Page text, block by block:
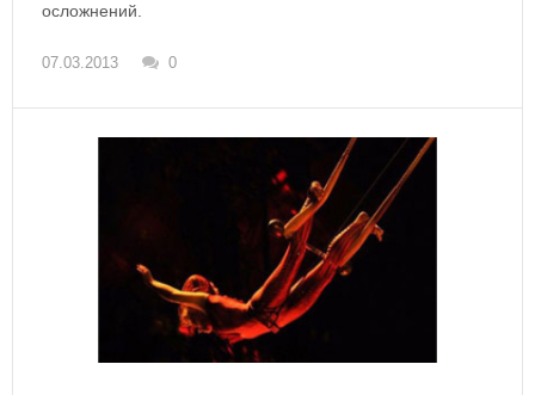
осложнений.
07.03.2013 0